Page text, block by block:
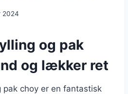
2024
og pak
og lækker ret
pak choy er en fantastisk